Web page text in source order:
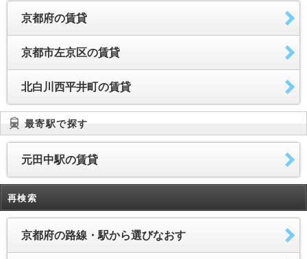
京都府の賃貸
京都市左京区の賃貸
北白川西平井町の賃貸
最寄駅で探す
元田中駅の賃貸
再検索
京都府の路線・駅から選びなおす